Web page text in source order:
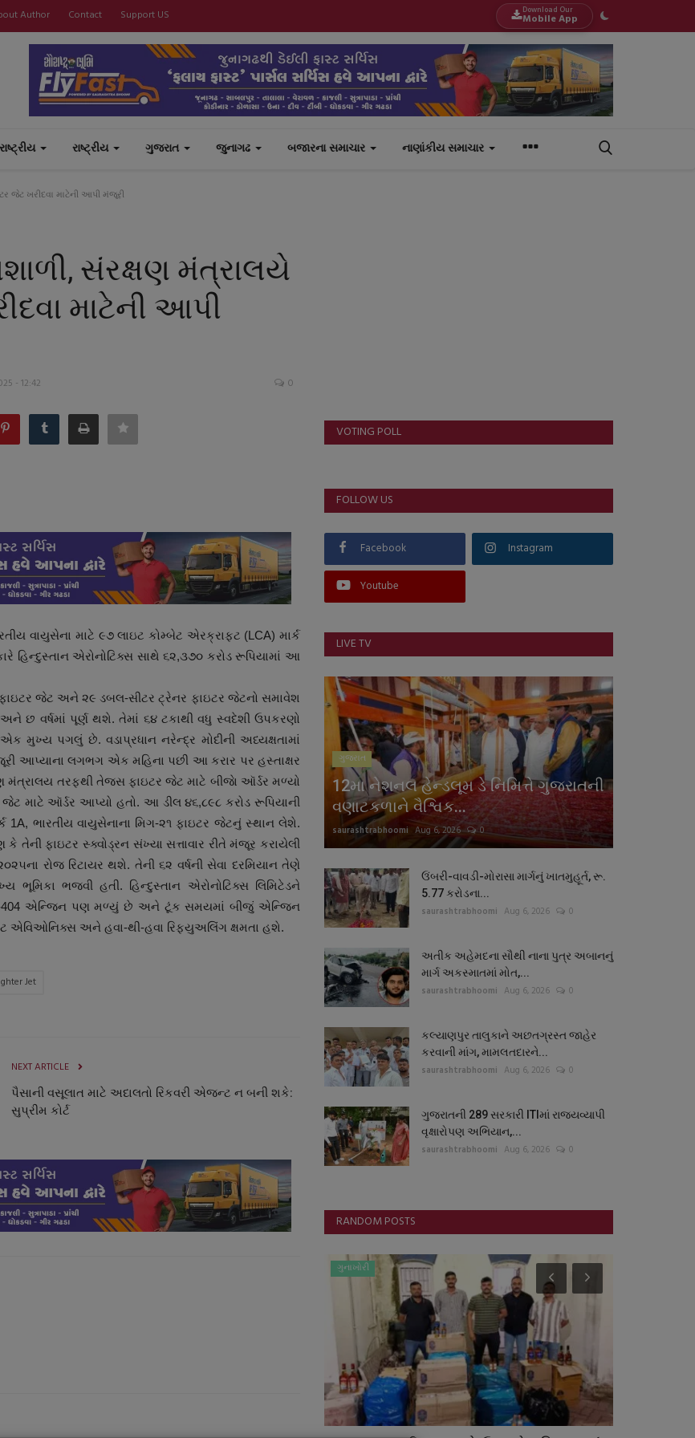
Author Contact Support US Download Our
Mobile App
રાષ્ટ્રીય ગુજરાત જુનાગઢ બજારના સમાચાર નાણાંકીય સમાચાર
જેટ ખરીદવા માટેની આપી મંજૂરી
સંરક્ષણ મંત્રાલયે
માટેની આપી
- 12:42 0
વાયુસેના માટે ૯૭ લાઇટ કોમ્બેટ એરક્રાફ્ટ (LCA) માર્ક
હિન્દુસ્તાન એરોનોટિક્સ સાથે ૬૨,૩૭૦ કરોડ રૂપિયામાં આ
જેટ અને ૨૯ ડબલ-સીટર ટ્રેનર ફાઇટર જેટનો સમાવેશ
છ વર્ષમાં પૂર્ણ થશે. તેમાં ૬૪ ટકાથી વધુ સ્વદેશી ઉપકરણો
પગલું છે. વડાપ્રધાન નરેન્દ્ર મોદીની અધ્યક્ષતામાં
આપ્યાના લગભગ એક મહિના પછી આ કરાર પર હસ્તાક્ષર
મંત્રાલય તરફથી તેજસ ફાઇટર જેટ માટે બીજાે ઑર્ડર મળ્યો
માટે ઑર્ડર આપ્યો હતો. આ ડીલ ૪૬,૮૯૮ કરોડ રૂપિયાની
1A, ભારતીય વાયુસેનાના મિગ-૨૧ ફાઇટર જેટનું સ્થાન લેશે.
ફાઇટર સ્ક્વોડ્રન સંખ્યા સત્તાવાર રીતે મંજૂર કરાયેલી
રોજ રિટાયર થશે. તેની ૬૨ વર્ષની સેવા દરમિયાન તેણે
ભજવી હતી. હિન્દુસ્તાન એરોનોટિક્સ લિમિટેડને
404 એન્જિન પણ મળ્યું છે અને ટૂંક સમયમાં બીજું એન્જિન
એવિઓનિક્સ અને હવા-થી-હવા રિફ્યુઅલિંગ ક્ષમતા હશે.
Jet
NEXT ARTICLE
પૈસાની વસૂલાત માટે અદાલતો રિકવરી એજન્ટ ન બની શકે:
સુપ્રીમ કોર્ટ
VOTING POLL
FOLLOW US
Facebook Instagram
Youtube
LIVE TV
ગુજરાત
12મા નેશનલ હેન્ડલૂમ ડે નિમિત્તે ગુજરાતની
વણાટકળાને વૈશ્વિક...
saurashtrabhoomi Aug 6, 2026 0
ઉંબરી-વાવડી-મોરાસા માર્ગનું ખાતમુહૂર્ત, રૂ.
5.77 કરોડના...
saurashtrabhoomi Aug 6, 2026 0
અતીક અહેમદના સૌથી નાના પુત્ર અબાનનું
માર્ગ અકસ્માતમાં મોત,...
saurashtrabhoomi Aug 6, 2026 0
કલ્યાણપુર તાલુકાને અછતગ્રસ્ત જાહેર
કરવાની માંગ, મામલતદારને...
saurashtrabhoomi Aug 6, 2026 0
ગુજરાતની 289 સરકારી ITIમાં રાજ્યવ્યાપી
વૃક્ષારોપણ અભિયાન,...
saurashtrabhoomi Aug 6, 2026 0
RANDOM POSTS
ગુનાખોરી